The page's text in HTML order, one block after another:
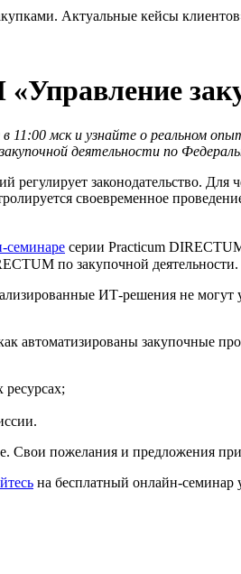
Актуальные кейсы
11:00 мск и узнайте о реальном
деятельности по
регулирует законодательство.
своевременное
семинаре серии Practicum
по закупочной деятельности.
ИТ-решения не
автоматизированы закупочные
Свои пожелания и предложения
на бесплатный онлайн-семинар